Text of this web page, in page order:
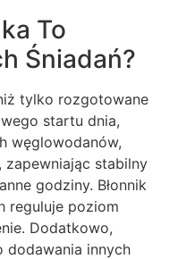
To
Śniadań?
tylko rozgotowane
startu dnia,
węglowodanów,
zapewniając stabilny
godziny. Błonnik
reguluje poziom
Dodatkowo,
dodawania innych